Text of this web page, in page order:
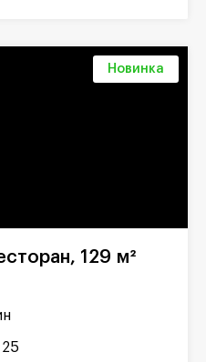
Новинка
129 м²